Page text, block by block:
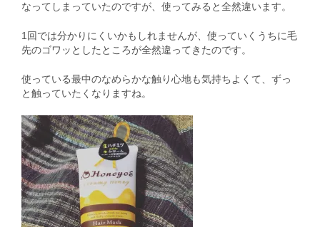
なってしまっていたのですが、使ってみると全然違います。
1回では分かりにくいかもしれませんが、使っていくうちに毛
先のゴワッとしたところが全然違ってきたのです。
使っている最中のなめらかな触り心地も気持ちよくて、ずっ
と触っていたくなりますね。